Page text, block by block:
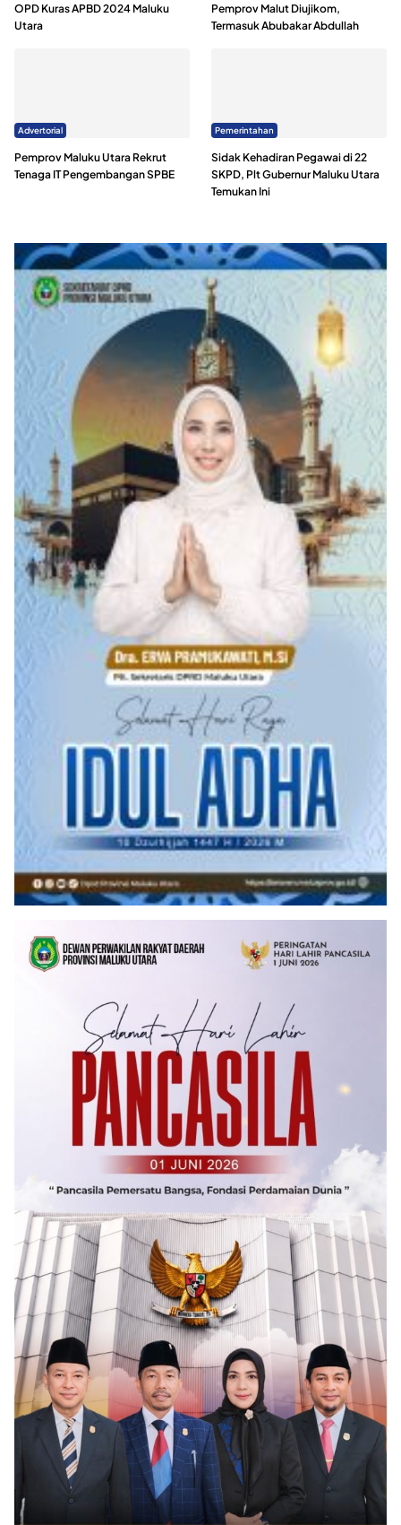
OPD Kuras APBD 2024 Maluku
Utara
Pemprov Malut Diujikom,
Termasuk Abubakar Abdullah
Advertorial
Pemprov Maluku Utara Rekrut
Tenaga IT Pengembangan SPBE
Pemerintahan
Sidak Kehadiran Pegawai di 22
SKPD, Plt Gubernur Maluku Utara
Temukan Ini